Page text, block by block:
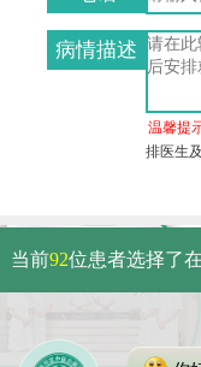
病情描述
温馨提
排医生
当前92位患者选择了